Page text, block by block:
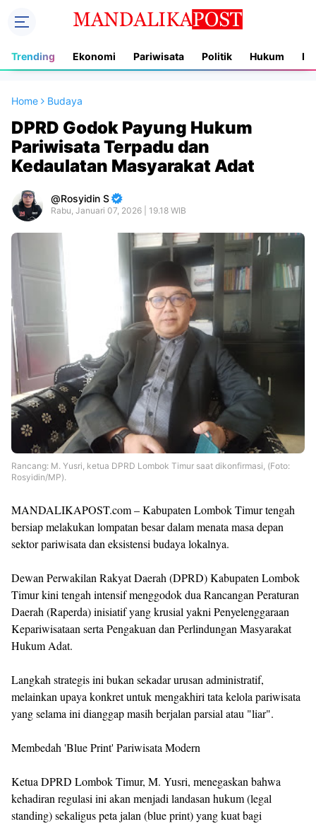
Trending Ekonomi Pariwisata Politik Hukum
Home Budaya
DPRD Godok Payung Hukum
Pariwisata Terpadu dan
Kedaulatan Masyarakat Adat
Rosyidin S
Rabu, Januari 07, 2026 | 19.18 WIB
Rancang: M. Yusri, ketua DPRD Lombok Timur saat dikonfirmasi, (Foto:
Rosyidin/MP).
MANDALIKAPOST.com – Kabupaten Lombok Timur tengah
bersiap melakukan lompatan besar dalam menata masa depan
sektor pariwisata dan eksistensi budaya lokalnya.
Dewan Perwakilan Rakyat Daerah (DPRD) Kabupaten Lombok
Timur kini tengah intensif menggodok dua Rancangan Peraturan
Daerah (Raperda) inisiatif yang krusial yakni Penyelenggaraan
Kepariwisataan serta Pengakuan dan Perlindungan Masyarakat
Hukum Adat.
Langkah strategis ini bukan sekadar urusan administratif,
melainkan upaya konkret untuk mengakhiri tata kelola pariwisata
yang selama ini dianggap masih berjalan parsial atau "liar".
Membedah 'Blue Print' Pariwisata Modern
Ketua DPRD Lombok Timur, M. Yusri, menegaskan bahwa
kehadiran regulasi ini akan menjadi landasan hukum (legal
standing) sekaligus peta jalan (blue print) yang kuat bagi